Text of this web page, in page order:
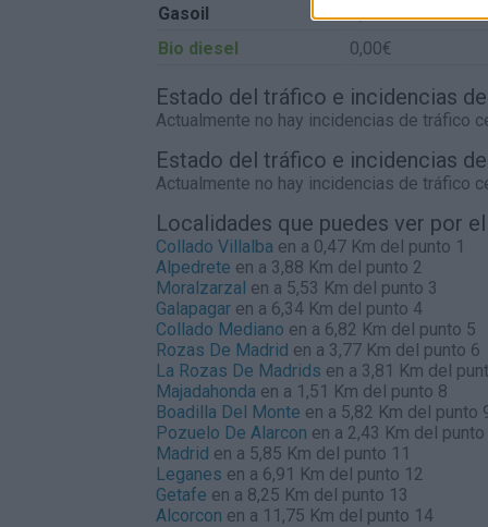
Gasoil
0,00€
Bio diesel
0,00€
Estado del tráfico e incidencias de
Actualmente no hay incidencias de tráfico
Estado del tráfico e incidencias
Actualmente no hay incidencias de tráfico
Localidades que puedes ver por
Collado Villalba en a 0,47 Km del punto 1
Alpedrete en a 3,88 Km del punto 2
Moralzarzal en a 5,53 Km del punto 3
Galapagar en a 6,34 Km del punto 4
Collado Mediano en a 6,82 Km del punto 5
Rozas De Madrid en a 3,77 Km del punto 6
La Rozas De Madrids en a 3,81 Km del
Majadahonda en a 1,51 Km del punto 8
Boadilla Del Monte en a 5,82 Km del punto
Pozuelo De Alarcon en a 2,43 Km del
Madrid en a 5,85 Km del punto 11
Leganes en a 6,91 Km del punto 12
Getafe en a 8,25 Km del punto 13
Alcorcon en a 11,75 Km del punto 14